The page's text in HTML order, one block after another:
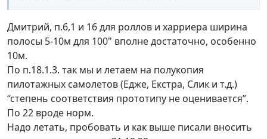
Дмитрий, п.6,1 и 16 для роллов и харриера ширина
полосы 5-10м для 100" вполне достаточно, особенно
10м.
По п.18.1.3. так мы и летаем на полукопия
пилотажных самолетов (Едже, Екстра, Слик и т.д.)
“степень соответствия прототипу не оценивается”.
По 22 вроде норм.
Надо летать, пробовать и как выше писали вносить